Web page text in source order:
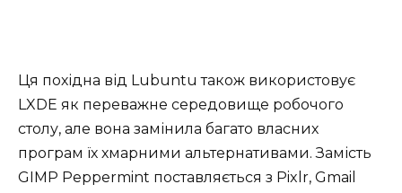
Ця похідна від Lubuntu також використовує
LXDE як переважне середовище робочого
столу, але вона замінила багато власних
програм їх хмарними альтернативами. Замість
GIMP Peppermint поставляється з Pixlr, Gmail